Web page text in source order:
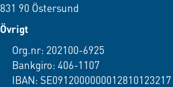
831 90 Östersund
Övrigt
Org.nr: 202100-6925
Bankgiro: 406-1107
IBAN: SE0912000000012810123217